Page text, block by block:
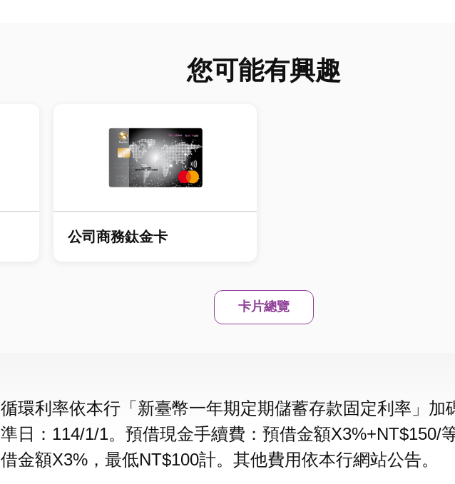
您可能有興趣
公司商務鈦金卡
卡片總覽
循環利率依本行「新臺幣一年期定期儲蓄存款固定利率」加
準日：114/1/1。預借現金手續費：預借金額X3%+NT$150/
借金額X3%，最低NT$100計。其他費用依本行網站公告。